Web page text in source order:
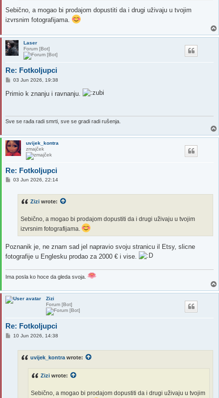
Sebično, a mogao bi prodajom dopustiti da i drugi uživaju u tvojim
izvrsnim fotografijama.
Laser
Forum [Bot]
Re: Fotkoljupci
P
s
t
03 Jun 2026, 19:38
Primio k znanju i ravnanju.
Sve se rađa radi smrti, sve se gradi radi rušenja.
uvijek_kontra
zmajček
Re: Fotkoljupci
P03 Jun 2026, 22:14
Zizi wrote:
Sebično, a mogao bi prodajom dopustiti da i drugi uživaju u tvojim
izvrsnim fotografijama.
Poznanik je, ne znam sad jel napravio svoju stranicu il Etsy, slicne
fotografije u Englesku prodao za 2000 € i vise.
Ima posla ko hoce da gleda svoja.
Zizi
Forum [Bot]
Re: Fotkoljupci
P10 Jun 2026, 14:38
uvijek_kontra wrote:
Zizi wrote:
Sebično, a mogao bi prodajom dopustiti da i drugi uživaju u tvojim